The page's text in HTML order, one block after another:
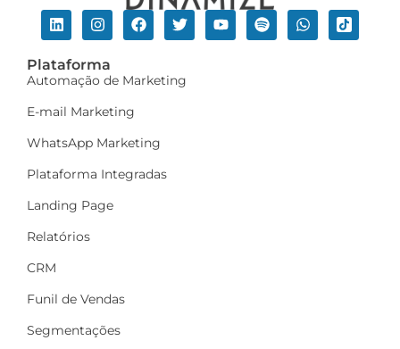
Plataforma
Automação de Marketing
E-mail Marketing
WhatsApp Marketing
Plataforma Integradas
Landing Page
Relatórios
CRM
Funil de Vendas
Segmentações